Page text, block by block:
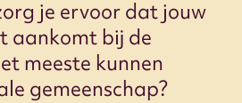
je ervoor dat jouw
aankomt bij de
meeste kunnen
gemeenschap?